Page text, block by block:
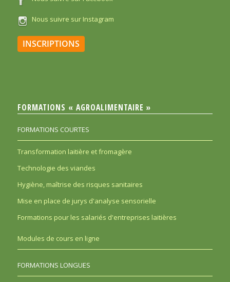
Nous suivre sur Instagram
INSCRIPTIONS
FORMATIONS « AGROALIMENTAIRE »
FORMATIONS COURTES
Transformation laitière et fromagère
Technologie des viandes
Hygiène, maîtrise des risques sanitaires
Mise en place de jurys d'analyse sensorielle
Formations pour les salariés d'entreprises laitières
Modules de cours en ligne
FORMATIONS LONGUES